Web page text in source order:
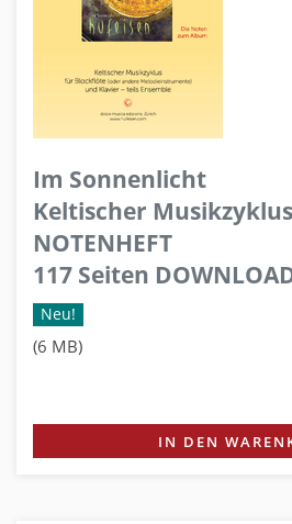
Im Sonnenlicht
Keltischer Musikzyklus
NOTENHEFT
117 Seiten
Neu!
(6 MB)
IN DEN